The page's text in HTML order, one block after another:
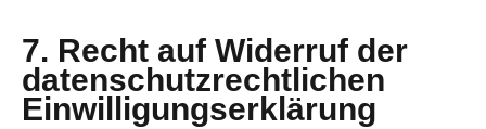
7. Recht auf Widerruf der
datenschutzrechtlichen
Einwilligungserklärung